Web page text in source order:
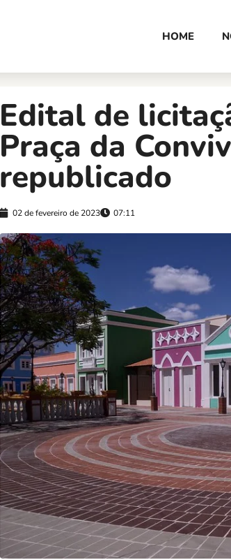
HOME
Edital de
Praça da
republicado
02 de fevereiro de 2023 07:11